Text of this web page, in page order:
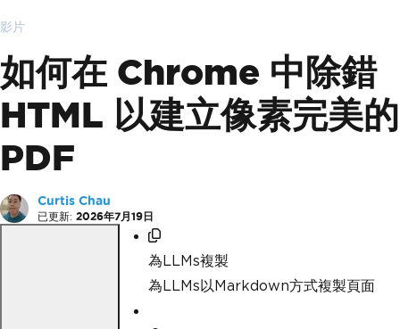
影片
如何在 Chrome 中除錯
HTML 以建立像素完美的
PDF
Curtis Chau
已更新: 2026年7月19日
為LLMs複製
為LLMs以Markdown方式複製頁面